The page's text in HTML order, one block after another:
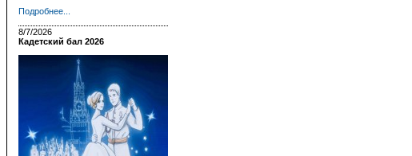
Подробнее...
8/7/2026
Кадетский бал 2026